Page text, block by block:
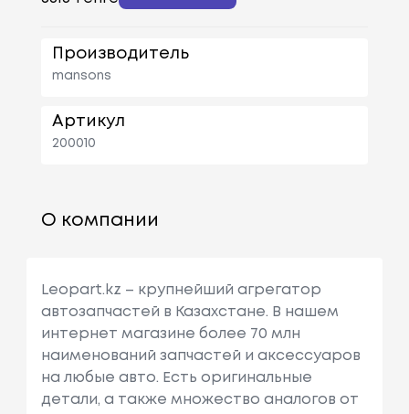
Производитель
mansons
Артикул
200010
О компании
Leopart.kz – крупнейший агрегатор
автозапчастей в Казахстане. В нашем
интернет магазине более 70 млн
наименований запчастей и аксессуаров
на любые авто. Есть оригинальные
детали, а также множество аналогов от